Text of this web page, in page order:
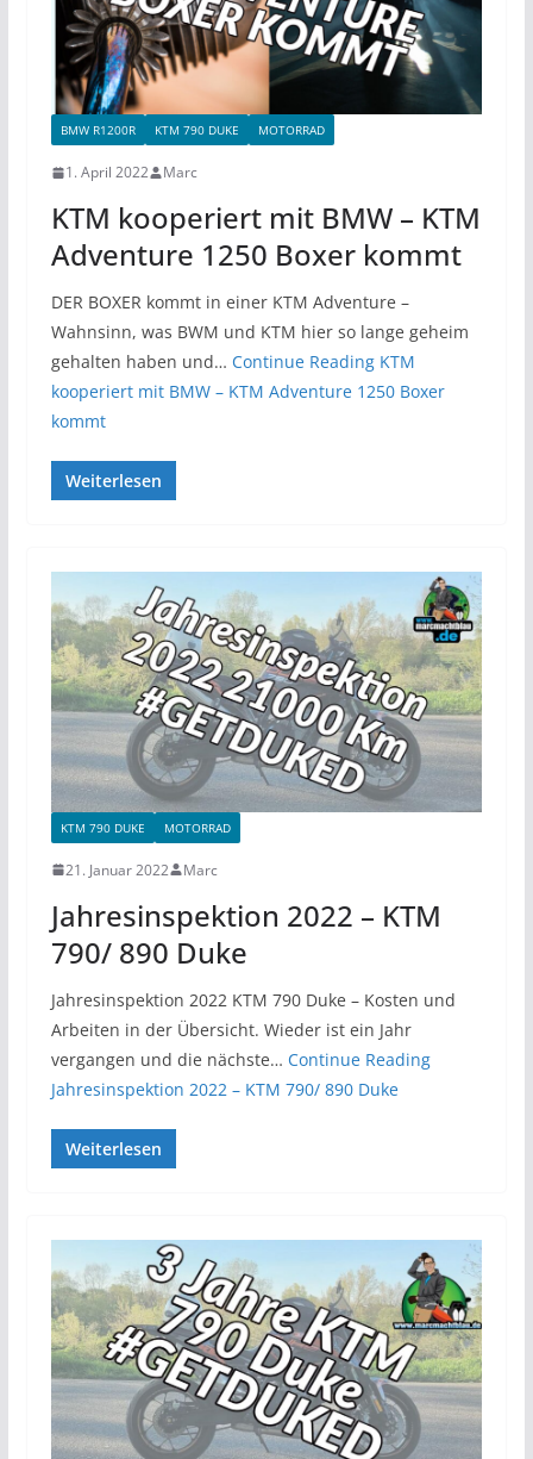
BMW R1200R KTM 790 DUKE MOTORRAD
1. April 2022 Marc
KTM kooperiert mit BMW – KTM
Adventure 1250 Boxer kommt
DER BOXER kommt in einer KTM Adventure –
Wahnsinn, was BWM und KTM hier so lange geheim
gehalten haben und… Continue ReadingKTM
kooperiert mit BMW – KTM Adventure 1250 Boxer
kommt
Weiterlesen
KTM 790 DUKE MOTORRAD
21. Januar 2022 Marc
Jahresinspektion 2022 – KTM
790/ 890 Duke
Jahresinspektion 2022 KTM 790 Duke – Kosten und
Arbeiten in der Übersicht. Wieder ist ein Jahr
vergangen und die nächste… Continue Reading
Jahresinspektion 2022 – KTM 790/ 890 Duke
Weiterlesen